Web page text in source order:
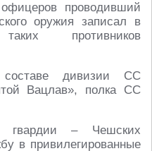
проводивший
оружия записал в
противников
дивизии СС
Вацлав», полка СС
гвардии – Чешских
в привилегированные